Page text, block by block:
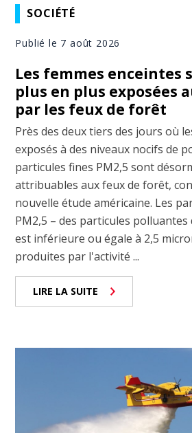
SOCIÉTÉ
Publié le 7 août 2026
Les femmes enceintes
plus en plus exposées
par les feux de forêt
Près des deux tiers des jours où
exposés à des niveaux nocifs de
particules fines PM2,5 sont
attribuables aux feux de forêt,
nouvelle étude américaine. Les
PM2,5 – des particules
est inférieure ou égale à 2,5
produites par l'activité ...
LIRE LA SUITE